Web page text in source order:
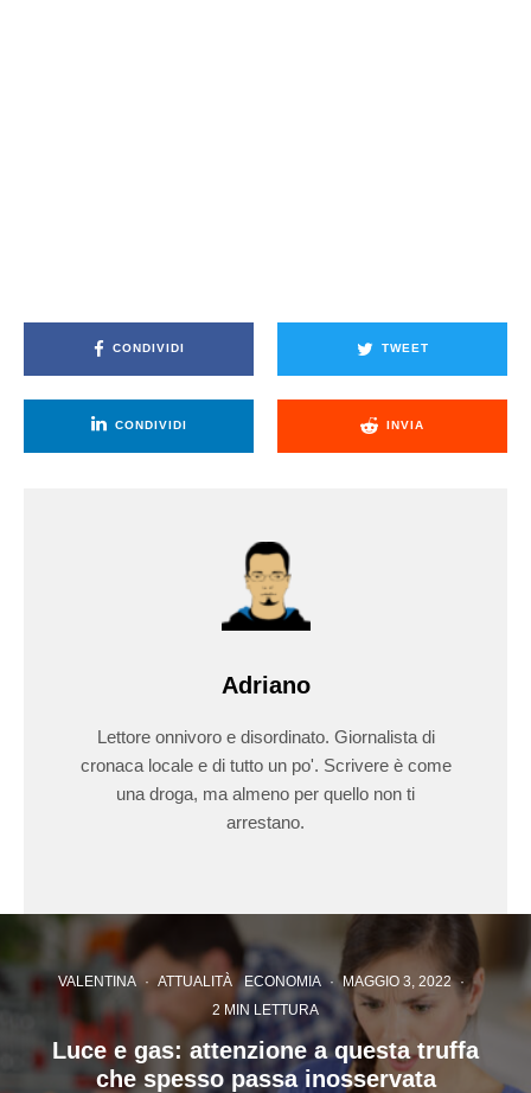
CONDIVIDI TWEET
CONDIVIDI INVIA
Adriano
Lettore onnivoro e disordinato. Giornalista di
cronaca locale e di tutto un po'. Scrivere è come
una droga, ma almeno per quello non ti
arrestano.
VALENTINA · ATTUALITÀ ECONOMIA · MAGGIO 3, 2022 ·
2 MIN LETTURA
Luce e gas: attenzione a questa truffa
che spesso passa inosservata